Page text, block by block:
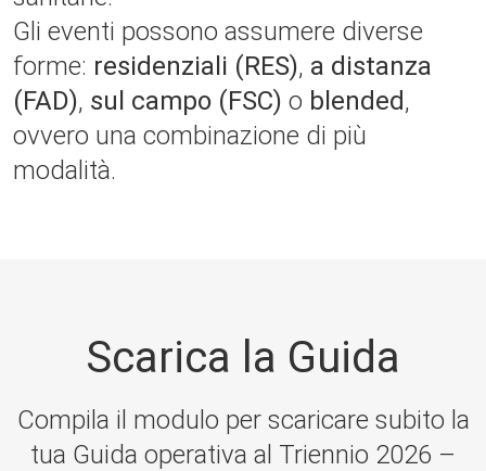
Gli eventi possono assumere diverse
forme: residenziali (RES), a distanza
(FAD), sul campo (FSC) o blended,
ovvero una combinazione di più
modalità.
Scarica la Guida
Compila il modulo per scaricare subito la
tua Guida operativa al Triennio 2026 –